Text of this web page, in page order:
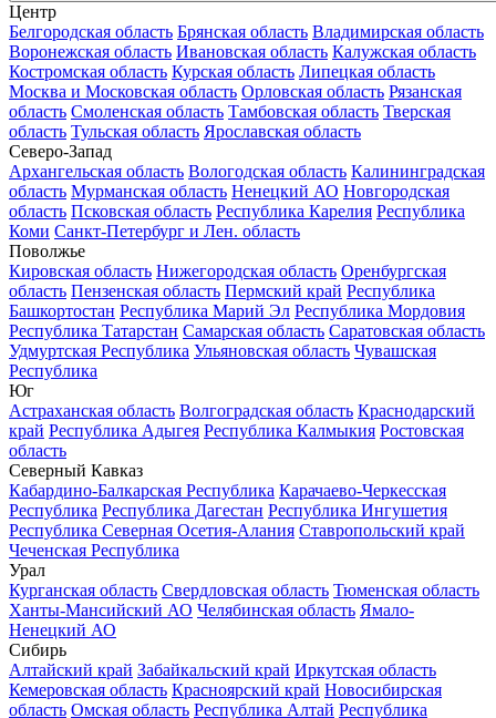
Центр
Белгородская область Брянская область Владимирская область
Воронежская область Ивановская область Калужская область
Костромская область Курская область Липецкая область
Москва и Московская область Орловская область Рязанская
область Смоленская область Тамбовская область Тверская
область Тульская область Ярославская область
Северо-Запад
Архангельская область Вологодская область Калининградская
область Мурманская область Ненецкий АО Новгородская
область Псковская область Республика Карелия Республика
Коми Санкт-Петербург и Лен. область
Поволжье
Кировская область Нижегородская область Оренбургская
область Пензенская область Пермский край Республика
Башкортостан Республика Марий Эл Республика Мордовия
Республика Татарстан Самарская область Саратовская область
Удмуртская Республика Ульяновская область Чувашская
Республика
Юг
Астраханская область Волгоградская область Краснодарский
край Республика Адыгея Республика Калмыкия Ростовская
область
Северный Кавказ
Кабардино-Балкарская Республика Карачаево-Черкесская
Республика Республика Дагестан Республика Ингушетия
Республика Северная Осетия-Алания Ставропольский край
Чеченская Республика
Урал
Курганская область Свердловская область Тюменская область
Ханты-Мансийский АО Челябинская область Ямало-
Ненецкий АО
Сибирь
Алтайский край Забайкальский край Иркутская область
Кемеровская область Красноярский край Новосибирская
область Омская область Республика Алтай Республика